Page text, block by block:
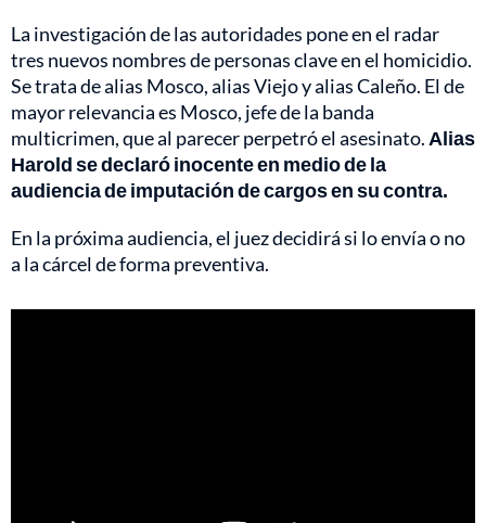
La investigación de las autoridades pone en el radar
tres nuevos nombres de personas clave en el homicidio.
Se trata de alias Mosco, alias Viejo y alias Caleño. El de
mayor relevancia es Mosco, jefe de la banda
multicrimen, que al parecer perpetró el asesinato. Alias
Harold se declaró inocente en medio de la
audiencia de imputación de cargos en su contra.
En la próxima audiencia, el juez decidirá si lo envía o no
a la cárcel de forma preventiva.